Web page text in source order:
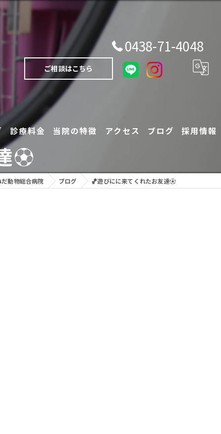
0438-71-4048
ご相談はこちら
診療料金 当院の特徴
猫
アクセス ブログ 採用情報
⚽
動物総合病院 ブログ 🏀遊びにに来てくれたお友達⚽